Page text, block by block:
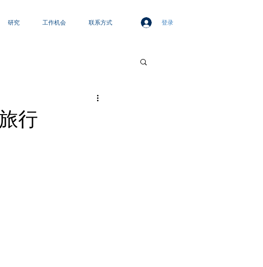
研究 工作机会 联系方式 登录
行